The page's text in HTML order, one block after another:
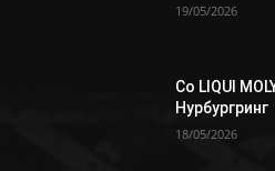
19/05/2026
Со LIQUI
Нурбургринг
18/05/2026